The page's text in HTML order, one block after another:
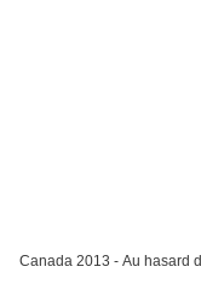
Canada 2013 - Au hasard